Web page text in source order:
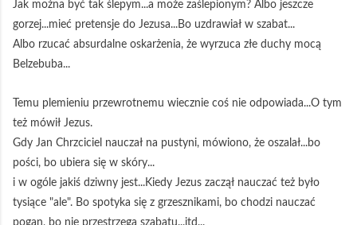
Jak można być tak ślepym...a może zaślepionym? Albo jeszcze
gorzej...mieć pretensje do Jezusa...Bo uzdrawiał w szabat...
Albo rzucać absurdalne oskarżenia, że wyrzuca złe duchy mocą
Belzebuba...
Temu plemieniu przewrotnemu wiecznie coś nie odpowiada...O tym
też mówił Jezus.
Gdy Jan Chrzciciel nauczał na pustyni, mówiono, że oszalał...bo
pości, bo ubiera się w skóry...
i w ogóle jakiś dziwny jest...Kiedy Jezus zaczął nauczać też było
tysiące "ale". Bo spotyka się z grzesznikami, bo chodzi nauczać
pogan, bo nie przestrzega szabatu...itd...